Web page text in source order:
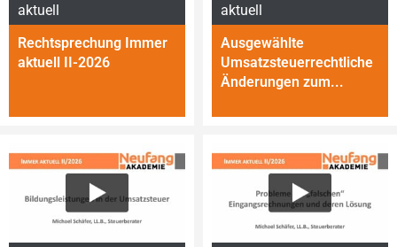
aktuell
Rechtsprechung Immer
aktuell II-2026
aktuell
Ausgewählte
Umsatzsteuerrechtliche
Änderungen zum...